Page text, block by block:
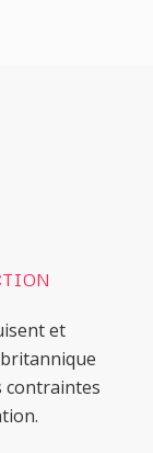
et
contraintes